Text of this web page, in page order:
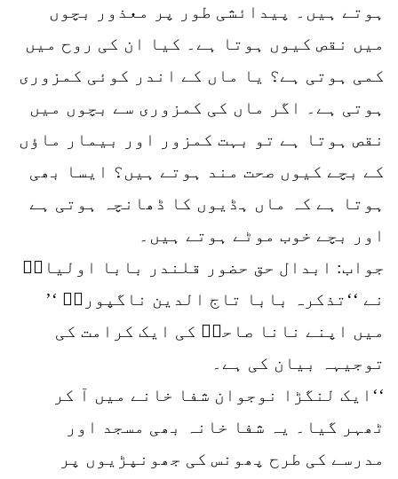
ہوتے ہیں۔ پیدائشی طور پر معذور بچوں
میں نقص کیوں ہوتا ہے۔ کیا ان کی روح میں
کمی ہوتی ہے؟ یا ماں کے اندر کوئی کمزوری
ہوتی ہے۔ اگر ماں کی کمزوری سے بچوں میں
نقص ہوتا ہے تو بہت کمزور اور بیمار ماؤں
کے بچے کیوں صحت مند ہوتے ہیں؟ ایسا بھی
ہوتا ہے کہ ماں ہڈیوں کا ڈھانچہ ہوتی ہے
اور بچے خوب موٹے ہوتے ہیں۔
جواب: ابدال حق حضور قلندر بابا اولیاءؒ
نے ‘‘تذکرہ بابا تاج الدین ناگپوریؒ ‘’
میں اپنے نانا صاحبؒ کی ایک کرامت کی
توجیہہ بیان کی ہے۔
‘‘ایک لنگڑا نوجوان شفا خانے میں آ کر
ٹھہر گیا۔ یہ شفا خانہ بھی مسجد اور
مدرسے کی طرح پھونس کی جھونپڑیوں پر